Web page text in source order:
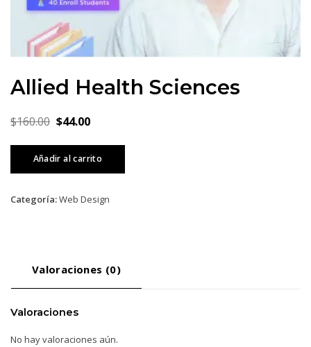
Allied Health Sciences
$160.00 El
original
$160.00.
$44.00
actual
$44.00.
cantidad
Añadir al carrito
Categoría:Web Design
Valoraciones (0)
Valoraciones
No hay valoraciones aún.